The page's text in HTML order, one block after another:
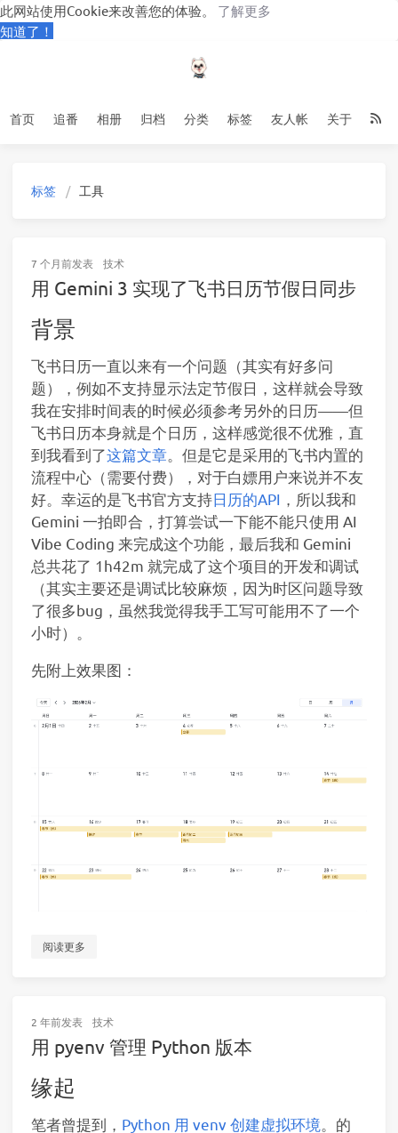
此网站使用Cookie来改善您的体验。 了解更多
知道了！
首页 追番 相册 归档 分类 标签 友人帐 关于
标签 工具
7 个月前发表 技术
用 Gemini 3 实现了飞书日历节假日同步
背景
飞书日历一直以来有一个问题（其实有好多问
题），例如不支持显示法定节假日，这样就会导致
我在安排时间表的时候必须参考另外的日历——但
飞书日历本身就是个日历，这样感觉很不优雅，直
到我看到了这篇文章 。但是它是采用的飞书内置的
流程中心（需要付费），对于白嫖用户来说并不友
好。幸运的是飞书官方支持日历的API ，所以我和
Gemini 一拍即合，打算尝试一下能不能只使用 AI
Vibe Coding 来完成这个功能，最后我和 Gemini
总共花了 1h42m 就完成了这个项目的开发和调试
（其实主要还是调试比较麻烦，因为时区问题导致
了很多bug，虽然我觉得我手工写可能用不了一个
小时）。
先附上效果图：
阅读更多
2 年前发表 技术
用 pyenv 管理 Python 版本
缘起
笔者曾提到， Python 用 venv 创建虚拟环境。的